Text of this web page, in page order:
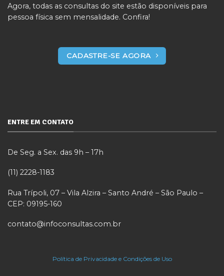
Agora, todas as consultas do site estão disponíveis para
pessoa física sem mensalidade. Confira!
CADASTRE-SE AGORA
ENTRE EM CONTATO
De Seg. a Sex. das 9h – 17h
(11) 2228-1183
Rua Trípoli, 07 – Vila Alzira – Santo André – São Paulo –
CEP: 09195-160
contato@infoconsultas.com.br
Política de Privacidade e Condições de Uso